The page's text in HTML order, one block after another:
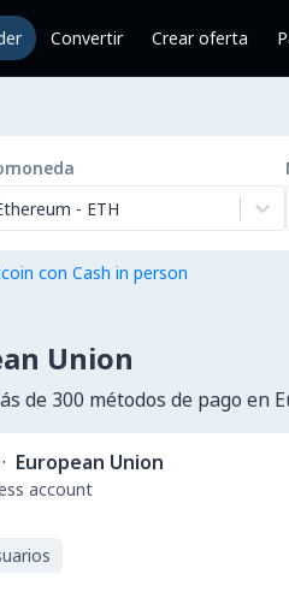
Convertir Crear oferta
- ETH
con Cash in person
Union
de 300 métodos de pago en
· European Union
account